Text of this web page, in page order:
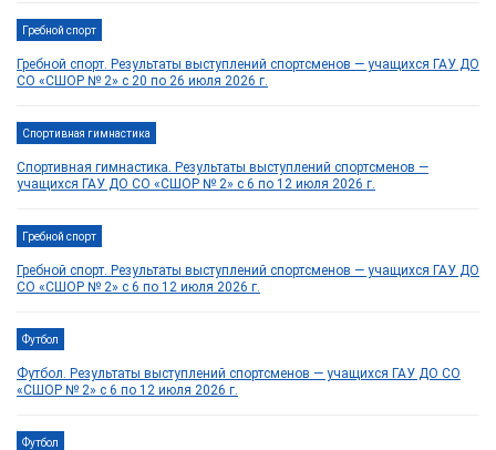
Гребной спорт
Гребной спорт. Результаты выступлений спортсменов — учащихся ГАУ ДО
СО «СШОР № 2» с 20 по 26 июля 2026 г.
Спортивная гимнастика
Спортивная гимнастика. Результаты выступлений спортсменов —
учащихся ГАУ ДО СО «СШОР № 2» с 6 по 12 июля 2026 г.
Гребной спорт
Гребной спорт. Результаты выступлений спортсменов — учащихся ГАУ ДО
СО «СШОР № 2» с 6 по 12 июля 2026 г.
Футбол
Футбол. Результаты выступлений спортсменов — учащихся ГАУ ДО СО
«СШОР № 2» с 6 по 12 июля 2026 г.
Футбол